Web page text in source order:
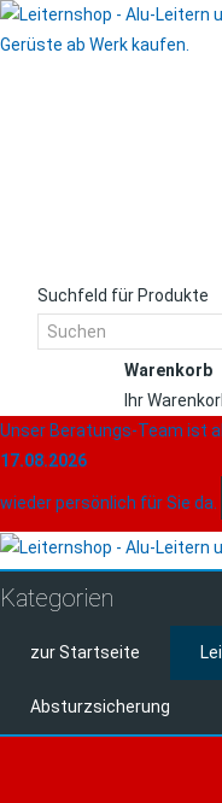
Suchfeld für Produkte
Warenkorb
Ihr
Warenkorb
Unser Beratungs-Team ist
17.08.2026
wieder persönlich für Sie da.
Kategorien
zur Startseite
Absturzsicherung